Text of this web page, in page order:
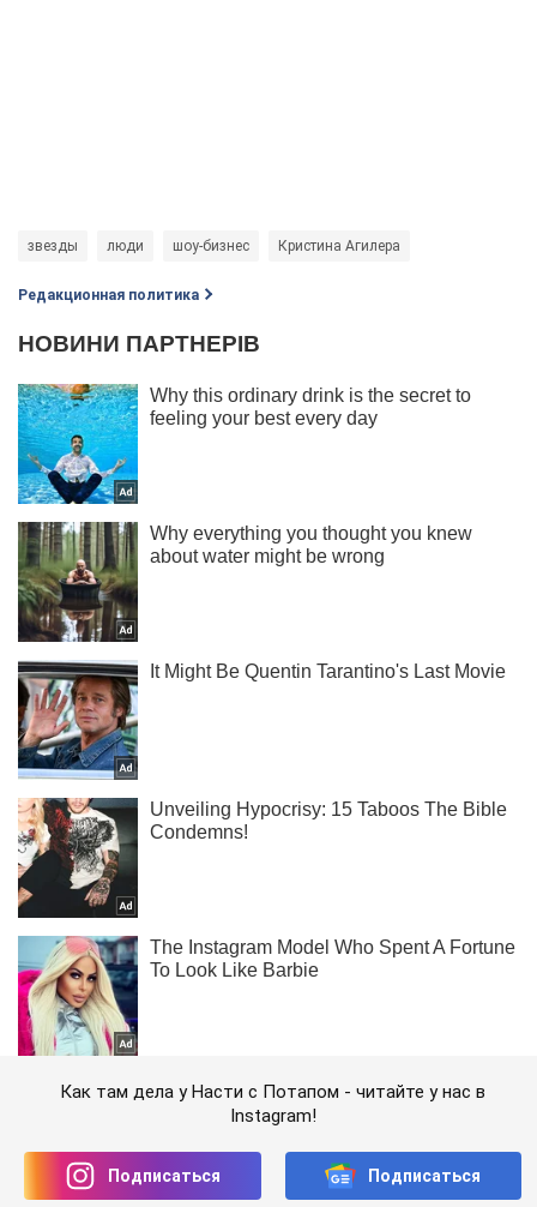
звезды люди шоу-бизнес Кристина Агилера
Редакционная политика
Как там дела у Насти с Потапом - читайте у нас в
Instagram!
Подписаться Подписаться